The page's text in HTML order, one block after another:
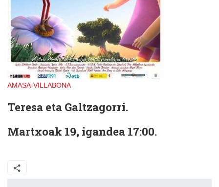
AMASA-VILLABONA
Teresa eta Galtzagorri.
Martxoak 19, igandea 17:00.